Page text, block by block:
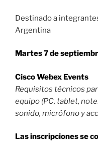
Destinado a
Argentina
Martes 7 de
Cisco Webex Events
Requisitos técnicos
equipo (PC, tablet,
sonido, micrófono y
Las inscripciones se